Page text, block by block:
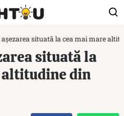
așezarea situată la cea mai mare
situată la
altitudine din